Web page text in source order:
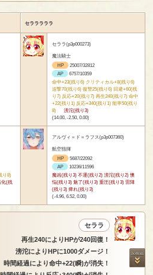
セラララララ
セララ(p3p000273)
魔法騎士
HP
25007/32812
AP
6757/10359
命中+23(残り6) クリティカル+8(残り6)
追撃70(残り6) 復讐25(残り6) 回避+60(残
り7) 反応+20(残り7) 再生240(残り7) 命中
+22(残り1) 反応+340(残り1) 能率50(残り
8)
滂沱(残り3)
(14.00, -2.50, 0.00)
り8)
化(残
アルヴィ＝ド＝ラフス(p3p007360)
航空指揮
HP
5687/22092
AP
10236/11596
魔凶(残り3) 不運(残り2) 滂沱(残り2) 懊
悩(残り3) 魅了(残り3) 重圧(残り3) 雷陣
(残り3) 痺れ(残り3)
(-4.96, 6.52, 0.00)
セララ
再生240によりHPが240回復！
滂沱によりHPに1000ダメージ！
時間経過により命中+22(瞬)が消失！